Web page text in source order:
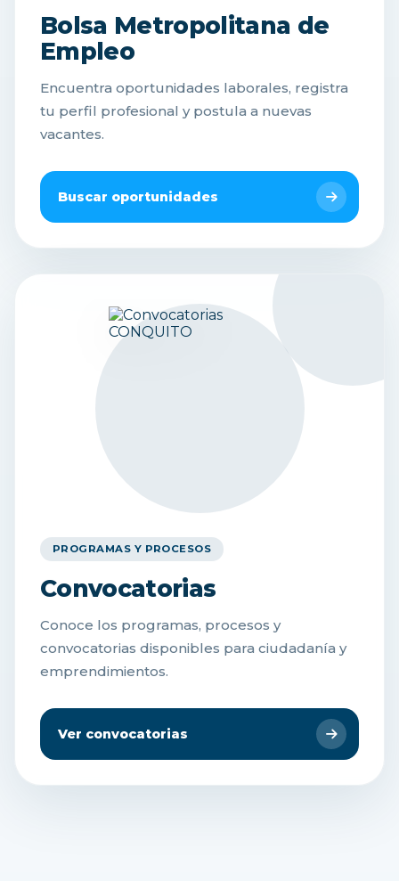
Bolsa Metropolitana de
Empleo
Encuentra oportunidades laborales, registra
tu perfil profesional y postula a nuevas
vacantes.
Buscar oportunidades
PROGRAMAS Y PROCESOS
Convocatorias
Conoce los programas, procesos y
convocatorias disponibles para ciudadanía y
emprendimientos.
Ver convocatorias